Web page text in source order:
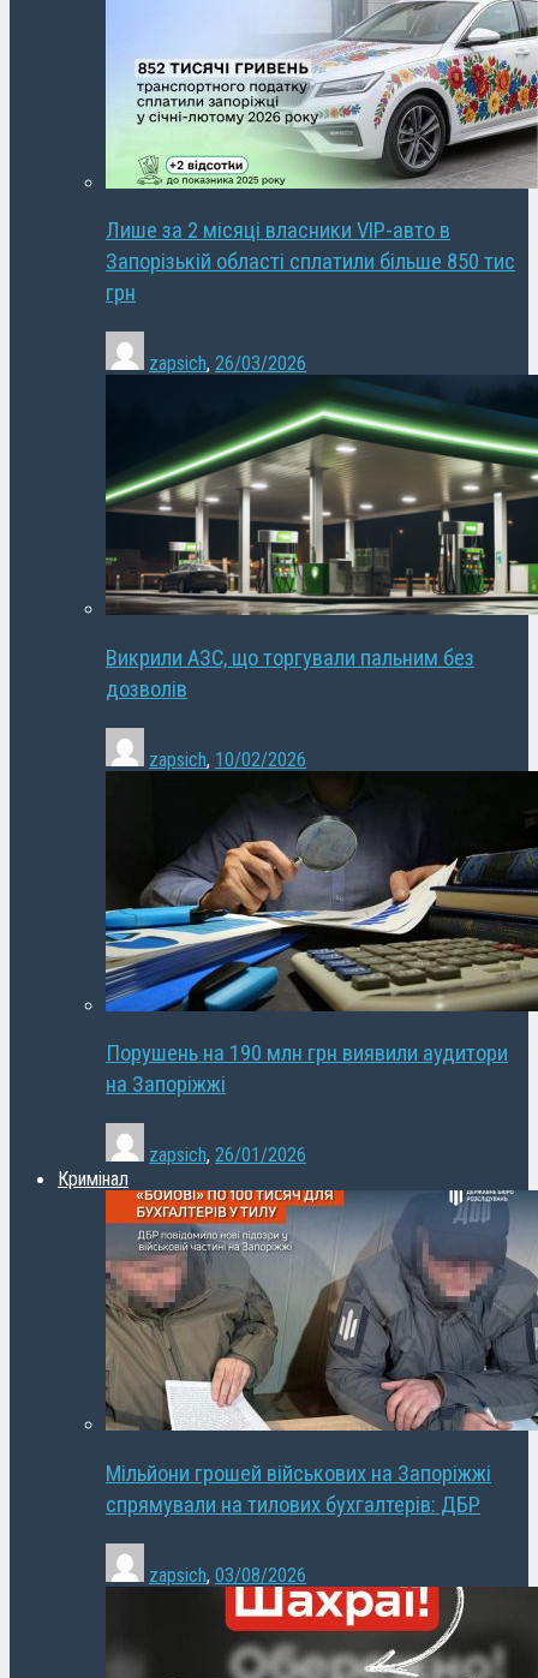
Лише за 2 місяці власники VIP-авто в
Запорізькій області сплатили більше 850 тис
грн
zapsich, 26/03/2026
Викрили АЗС, що торгували пальним без
дозволів
zapsich, 10/02/2026
Порушень на 190 млн грн виявили аудитори
на Запоріжжі
zapsich, 26/01/2026
Кримінал
Мільйони грошей військових на Запоріжжі
спрямували на тилових бухгалтерів: ДБР
zapsich, 03/08/2026